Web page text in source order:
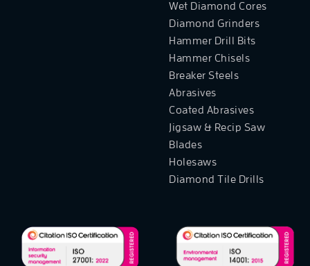
Wet Diamond Cores
Diamond Grinders
Hammer Drill Bits
Hammer Chisels
Breaker Steels
Abrasives
Coated Abrasives
Jigsaw & Recip Saw
Blades
Holesaws
Diamond Tile Drills